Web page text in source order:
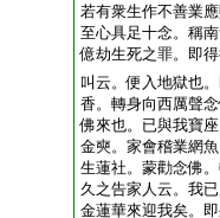
若有衆生作不善業
至心具足十念。稱
億劫生死之罪。即
叫云。便入地獄也
香。轉身向西厲聲
佛來也。已與我寶
金奭。家會稽業網
生蓮社。蒙勸念佛
久之告家人云。我
金蓮華來迎我矣。